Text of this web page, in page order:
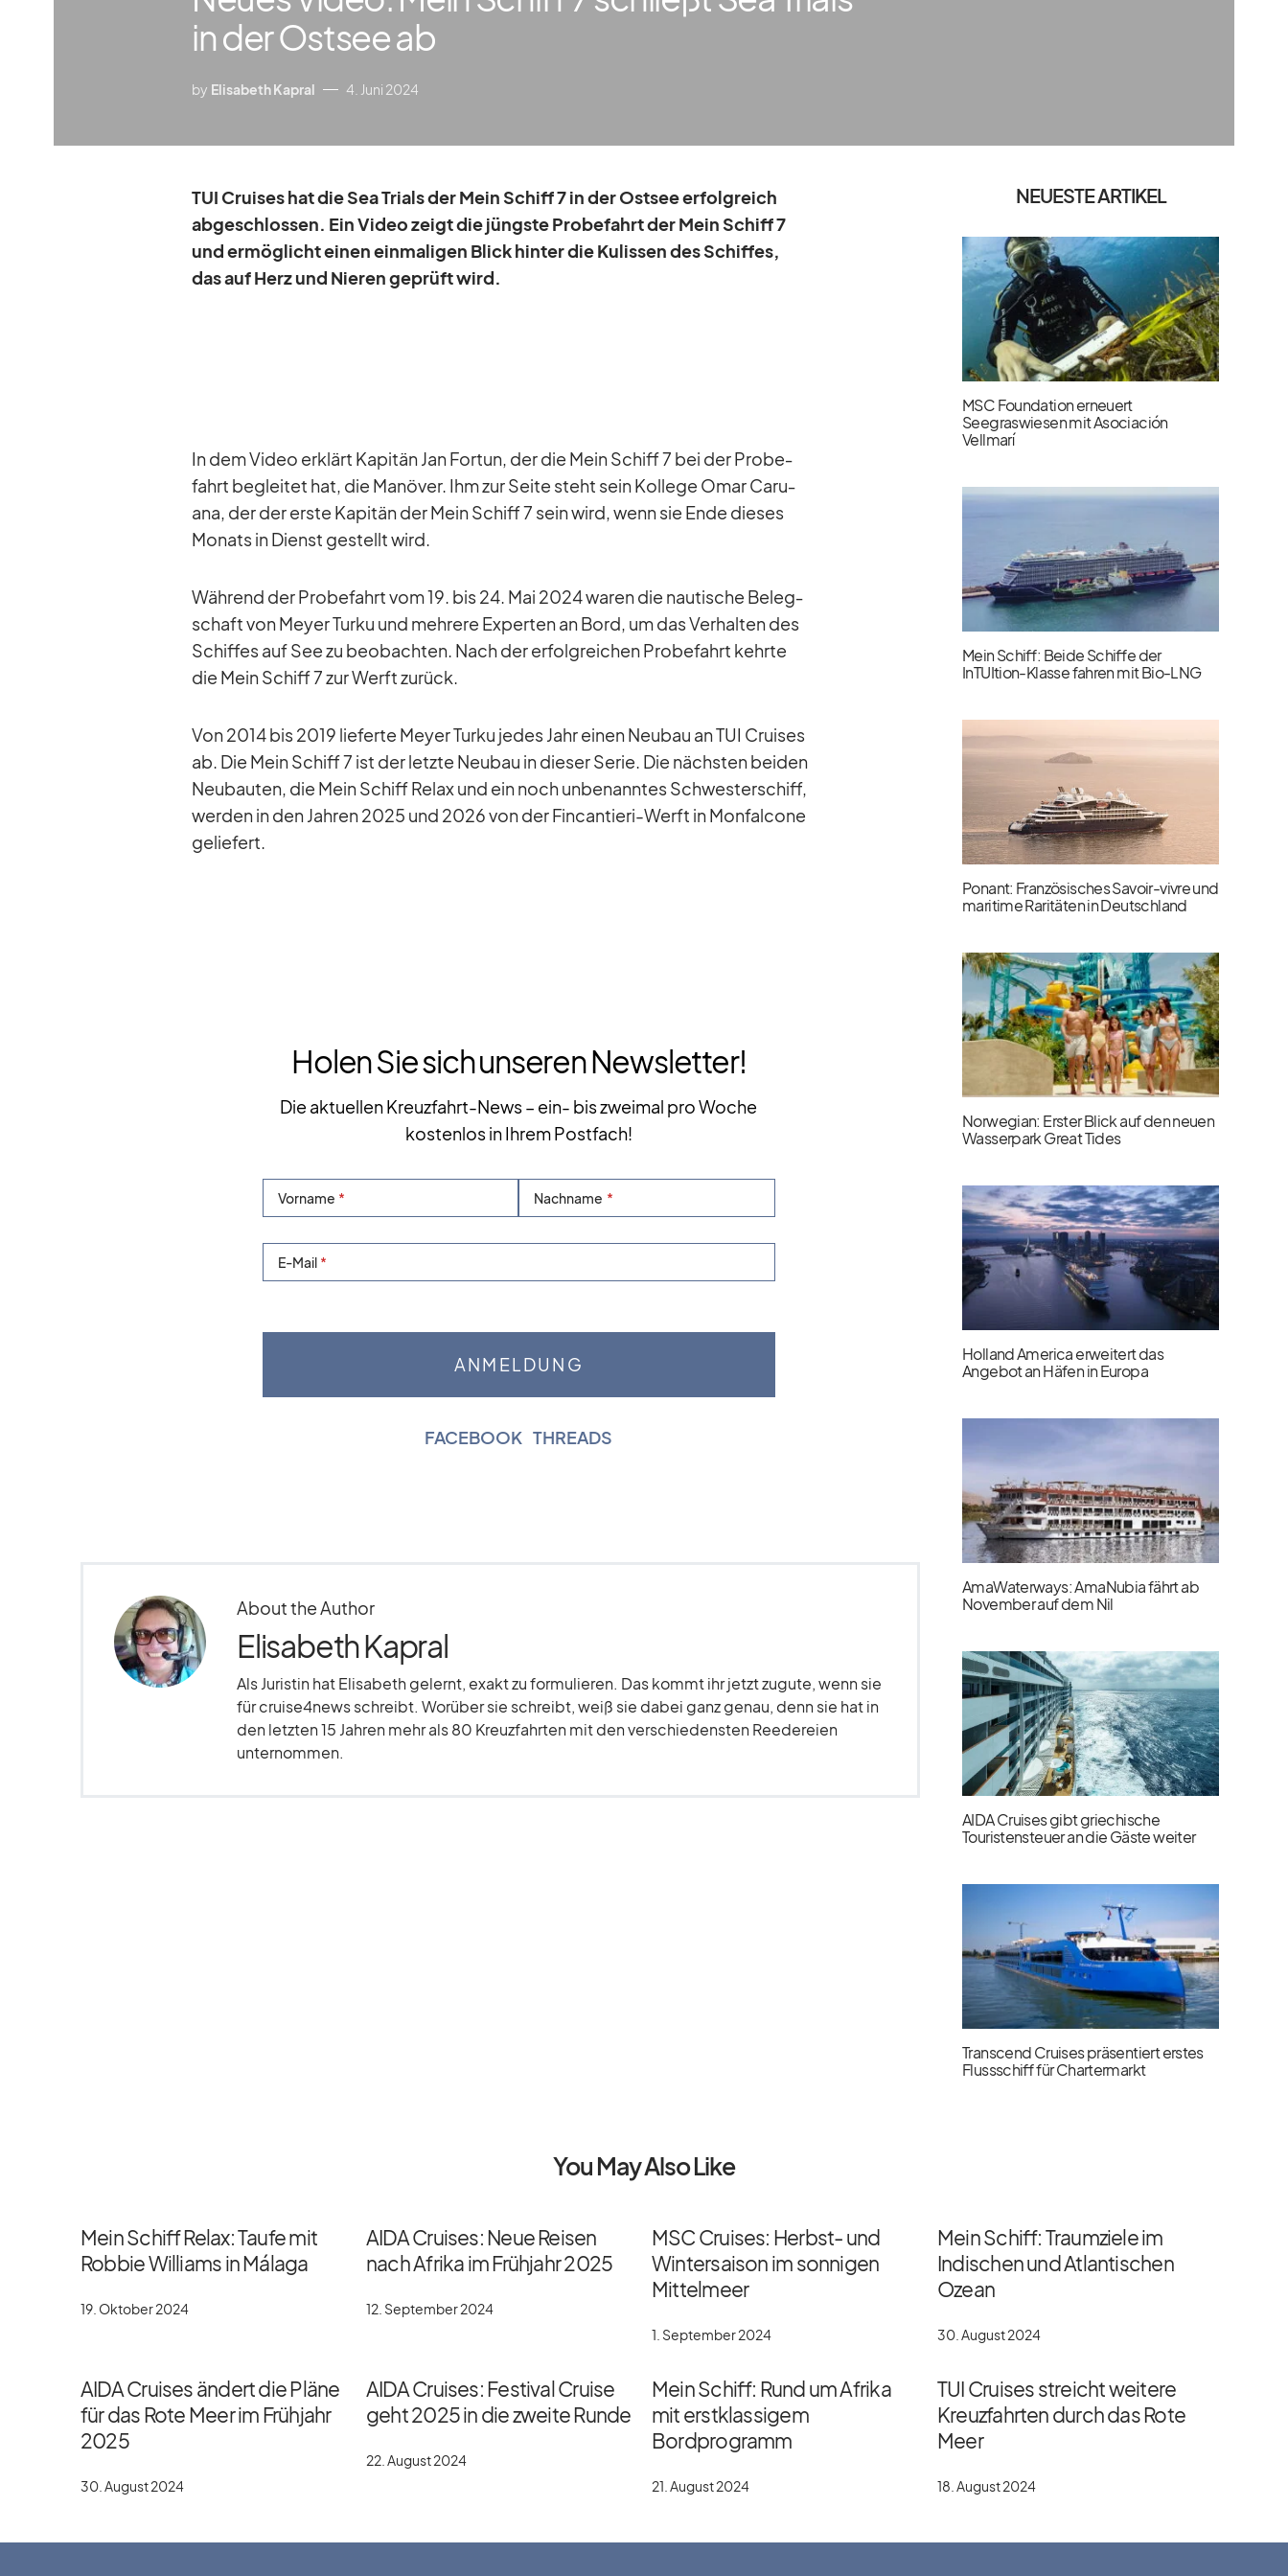
in der Ostsee ab
by Elisabeth Kapral 4. Juni 2024
TUI Crui­ses hat die Sea Tri­als der Mein Schiff 7 in der Ost­see er­folg­reich
ab­ge­schlos­sen. Ein Vi­deo zeigt die jüngste Pro­be­fahrt der Mein Schiff 7
und er­mög­licht ei­nen ein­ma­li­gen Blick hin­ter die Ku­lis­sen des Schif­fes,
das auf Herz und Nie­ren ge­prüft wird.
In dem Vi­deo er­klärt Ka­pi­tän Jan For­tun, der die Mein Schiff 7 bei der Pro­be­
fahrt be­glei­tet hat, die Ma­nö­ver. Ihm zur Seite steht sein Kol­lege Omar Ca­ru­
ana, der der erste Ka­pi­tän der Mein Schiff 7 sein wird, wenn sie Ende die­ses
Mo­nats in Dienst ge­stellt wird.
Wäh­rend der Pro­be­fahrt vom 19. bis 24. Mai 2024 wa­ren die nau­ti­sche Be­leg­
schaft von Meyer Turku und meh­rere Ex­per­ten an Bord, um das Ver­hal­ten des
Schif­fes auf See zu be­ob­ach­ten. Nach der er­folg­rei­chen Pro­be­fahrt kehrte
die Mein Schiff 7 zur Werft zu­rück.
Von 2014 bis 2019 lie­ferte Meyer Turku je­des Jahr ei­nen Neu­bau an TUI Crui­ses
ab. Die Mein Schiff 7 ist der letzte Neu­bau in die­ser Se­rie. Die nächs­ten bei­den
Neu­bau­ten, die Mein Schiff Re­lax und ein noch un­be­nann­tes Schwes­ter­schiff,
wer­den in den Jah­ren 2025 und 2026 von der Fin­can­tieri-Werft in Mon­fal­cone
ge­lie­fert.
Holen Sie sich unseren Newsletter!
Die aktuellen Kreuzfahrt-News – ein- bis zweimal pro Woche
kostenlos in Ihrem Postfach!
Vorname Nachname
E-Mail
FACEBOOK |THREADS
About the Author
Elisabeth Kapral
Als Juristin hat Elisabeth gelernt, exakt zu formulieren. Das kommt ihr jetzt zugute, wenn sie
für cruise4news schreibt. Worüber sie schreibt, weiß sie dabei ganz genau, denn sie hat in
den letzten 15 Jahren mehr als 80 Kreuzfahrten mit den verschiedensten Reedereien
unternommen.
NEUESTE ARTIKEL
MSC Foundation erneuert
Seegraswiesen mit Asociación
Vellmarí
Mein Schiff: Beide Schiffe der
InTUItion-Klasse fahren mit Bio-LNG
Ponant: Französisches Savoir-vivre und
maritime Raritäten in Deutschland
Norwegian: Erster Blick auf den neuen
Wasserpark Great Tides
Holland America erweitert das
Angebot an Häfen in Europa
AmaWaterways: AmaNubia fährt ab
November auf dem Nil
AIDA Cruises gibt griechische
Touristensteuer an die Gäste weiter
Transcend Cruises präsentiert erstes
Flussschiff für Chartermarkt
You May Also Like
Mein Schiff Relax: Taufe mit
Robbie Williams in Málaga
19. Oktober 2024
AIDA Cruises: Neue Reisen
nach Afrika im Frühjahr 2025
12. September 2024
MSC Cruises: Herbst- und
Wintersaison im sonnigen
Mittelmeer
1. September 2024
Mein Schiff: Traumziele im
Indischen und Atlantischen
Ozean
30. August 2024
AIDA Cruises ändert die Pläne
für das Rote Meer im Frühjahr
2025
30. August 2024
AIDA Cruises: Festival Cruise
geht 2025 in die zweite Runde
22. August 2024
Mein Schiff: Rund um Afrika
mit erstklassigem
Bordprogramm
21. August 2024
TUI Cruises streicht weitere
Kreuzfahrten durch das Rote
Meer
18. August 2024